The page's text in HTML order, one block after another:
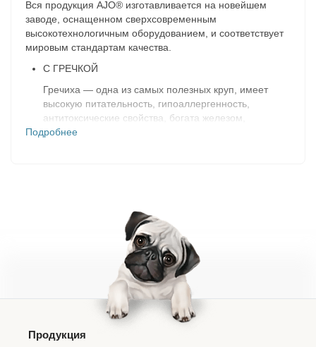
Вся продукция AJO® изготавливается на новейшем
заводе, оснащенном сверхсовременным
высокотехнологичным оборудованием, и соответствует
мировым стандартам качества.
C ГРЕЧКОЙ
Гречиха — одна из самых полезных круп, имеет
высокую питательность, гипоаллергенность,
антитоксические свойства, богата железом,
магнием, калием, фосфором, витаминами группы В
и важные для здоровья питомца аминокислоты.
Позитивно влияет на пищеварение, сердечно-
сосудистую, иммунную системы. Обладает
противовоспалительные свойствами. Защищает от
аллергии. Укрепляет кости.
ЗЕЛЕНЫЙ ЧАЙ
Содержит марганец, хром, селен и цинк. Помогает
снизить риск развития болезней сердца и сосудов,
Подробнее
Продукция